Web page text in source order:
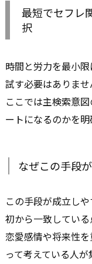
最短でセフレ
択
時間と労力を最小
試す必要はありませ
ここでは主検索意
ートになるのかを明
なぜこの手段
この手段が成立し
初から一致している
恋愛感情や将来性
って考えている人